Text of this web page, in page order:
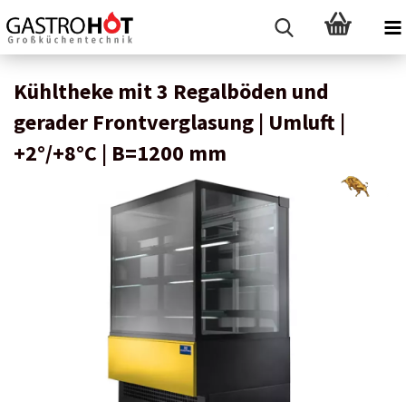
Kühltheke mit 3 Regalböden und
gerader Frontverglasung | Umluft |
+2°/+8°C | B=1200 mm